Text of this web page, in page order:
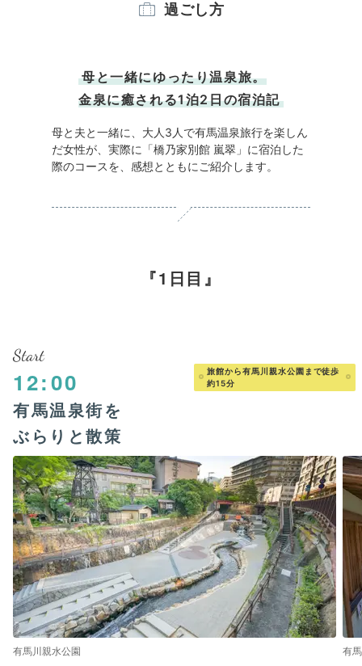
過ごし方
母と一緒にゆったり温泉旅。
金泉に癒される1泊2日の宿泊記
母と夫と一緒に、大人3人で有馬温泉旅行を楽しん
だ女性が、実際に「橋乃家別館 嵐翠」に宿泊した
際のコースを、感想とともにご紹介します。
1日目
Start
12:00
旅館から有馬川親水公園まで徒歩
約15分
有馬温泉街を
ぶらりと散策
有馬川親水公園 有